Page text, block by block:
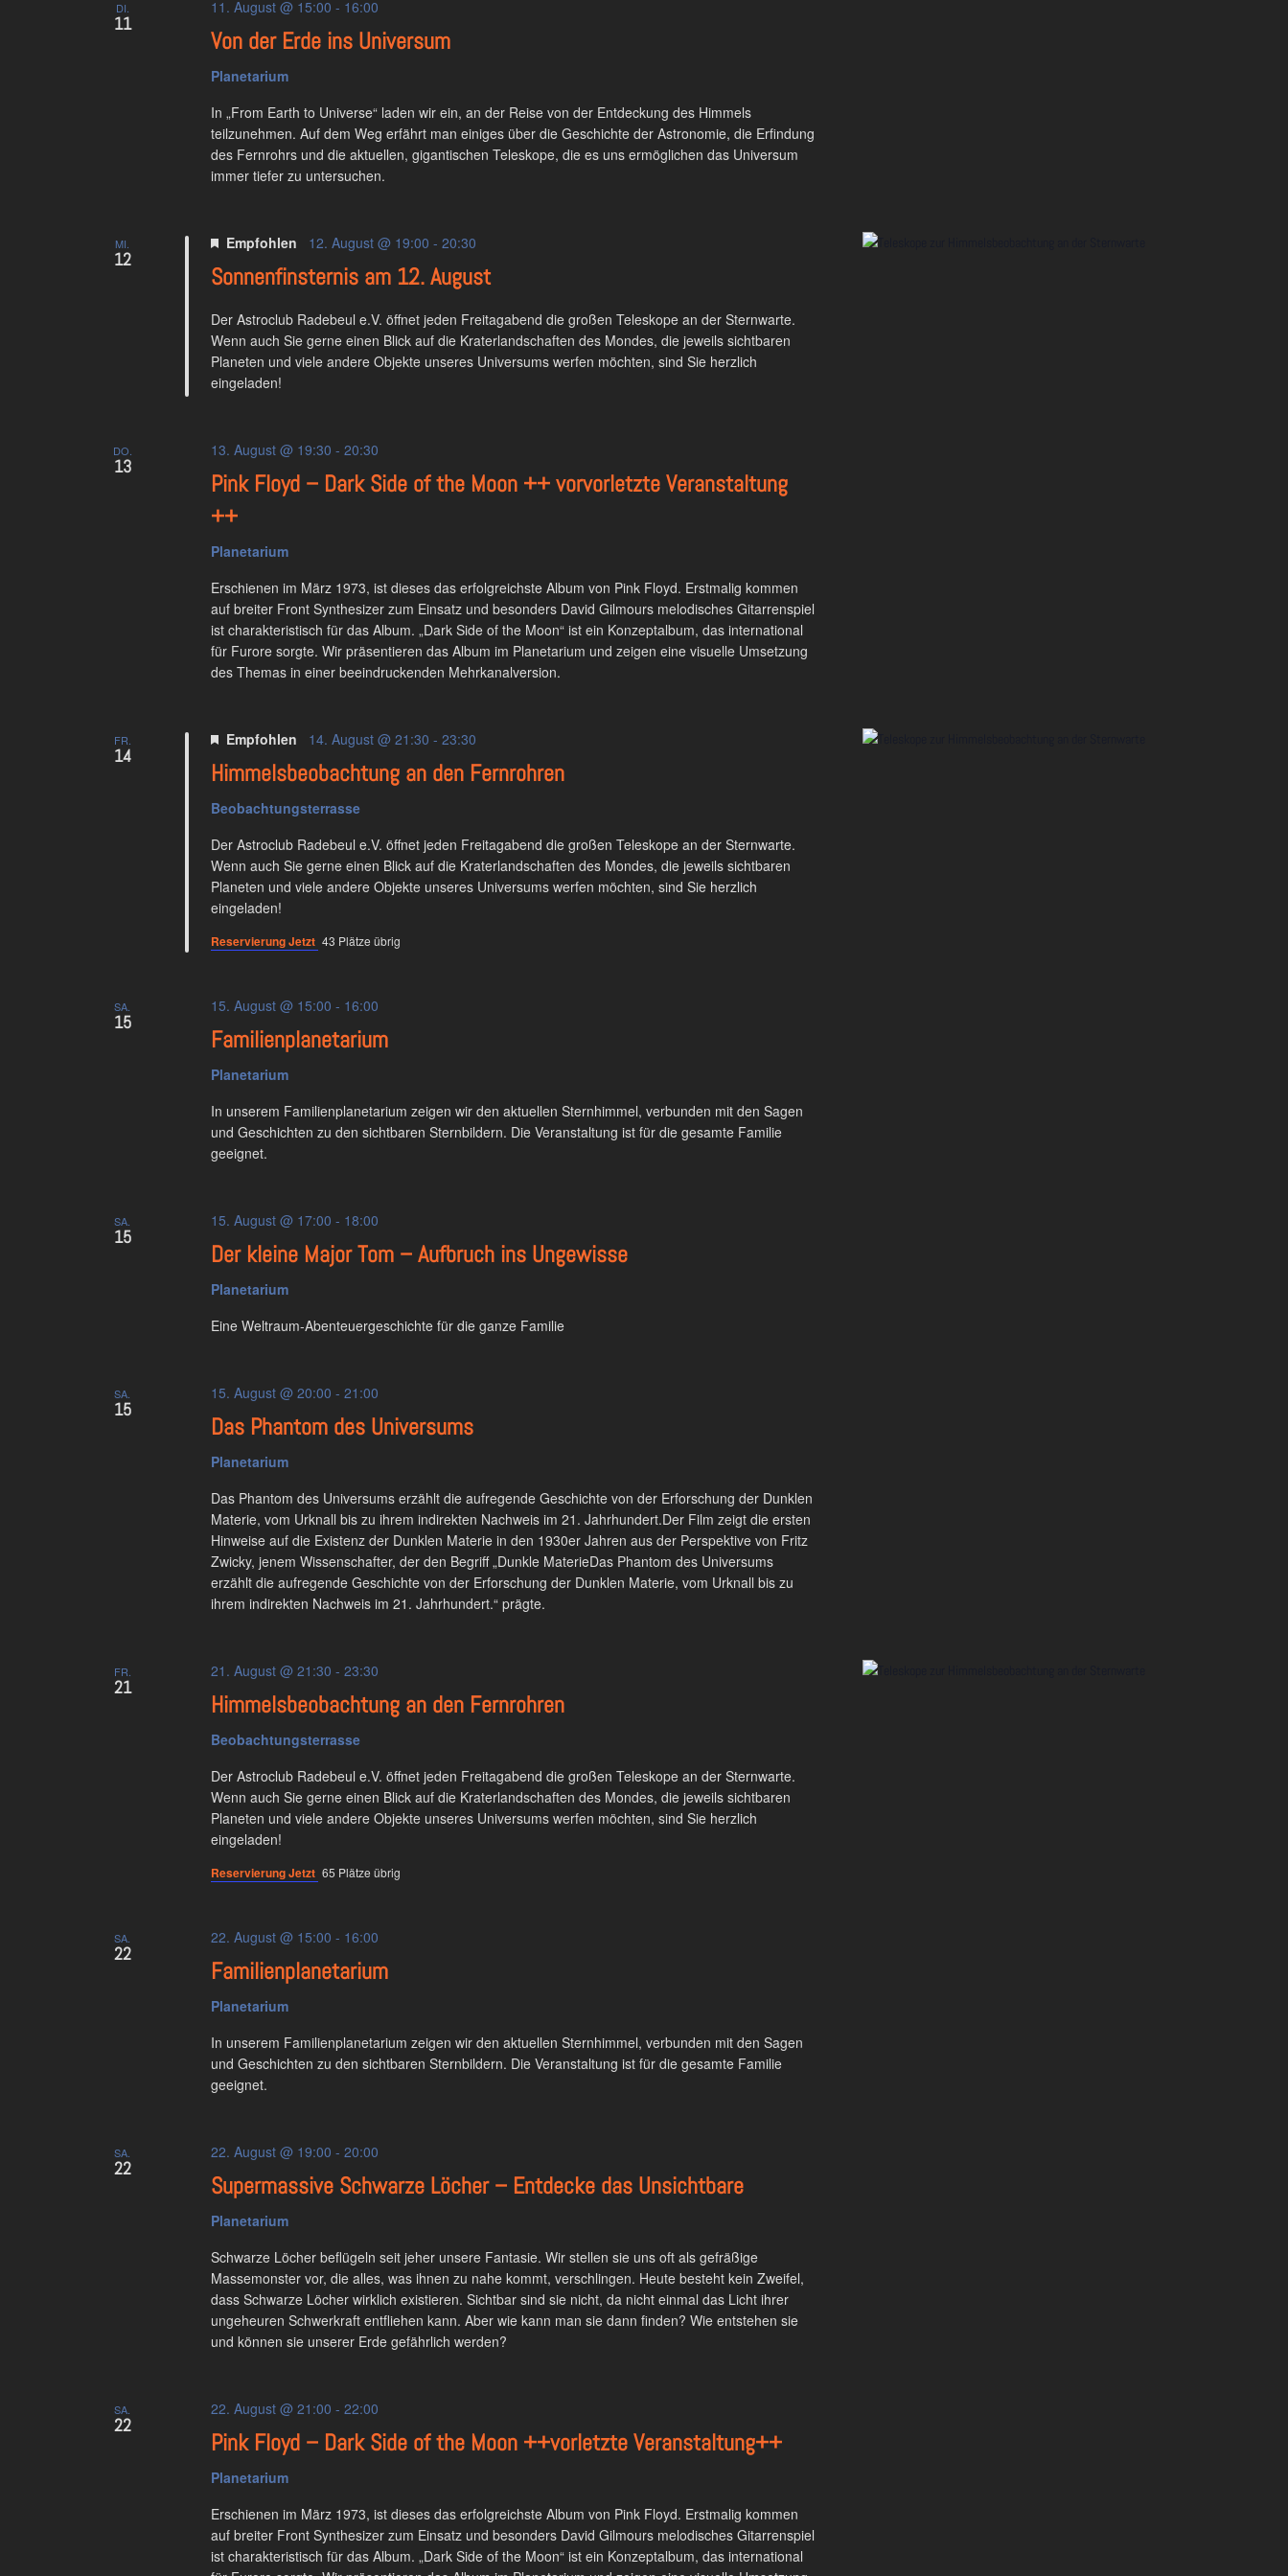
DI.
11
11. August @ 15:00 - 16:00
Von der Erde ins Universum
Planetarium
In „From Earth to Universe“ laden wir ein, an der Reise von der Entdeckung des Himmels
teilzunehmen. Auf dem Weg erfährt man einiges über die Geschichte der Astronomie, die Erfindung
des Fernrohrs und die aktuellen, gigantischen Teleskope, die es uns ermöglichen das Universum
immer tiefer zu untersuchen.
MI.
12
Empfohlen 12. August @ 19:00 - 20:30
Sonnenfinsternis am 12. August
Der Astroclub Radebeul e.V. öffnet jeden Freitagabend die großen Teleskope an der Sternwarte.
Wenn auch Sie gerne einen Blick auf die Kraterlandschaften des Mondes, die jeweils sichtbaren
Planeten und viele andere Objekte unseres Universums werfen möchten, sind Sie herzlich
eingeladen!
DO.
13
13. August @ 19:30 - 20:30
Pink Floyd – Dark Side of the Moon ++ vorvorletzte Veranstaltung
++
Planetarium
Erschienen im März 1973, ist dieses das erfolgreichste Album von Pink Floyd. Erstmalig kommen
auf breiter Front Synthesizer zum Einsatz und besonders David Gilmours melodisches Gitarrenspiel
ist charakteristisch für das Album. „Dark Side of the Moon“ ist ein Konzeptalbum, das international
für Furore sorgte. Wir präsentieren das Album im Planetarium und zeigen eine visuelle Umsetzung
des Themas in einer beeindruckenden Mehrkanalversion.
FR.
14
Empfohlen 14. August @ 21:30 - 23:30
Himmelsbeobachtung an den Fernrohren
Beobachtungsterrasse
Der Astroclub Radebeul e.V. öffnet jeden Freitagabend die großen Teleskope an der Sternwarte.
Wenn auch Sie gerne einen Blick auf die Kraterlandschaften des Mondes, die jeweils sichtbaren
Planeten und viele andere Objekte unseres Universums werfen möchten, sind Sie herzlich
eingeladen!
Reservierung Jetzt 43 Plätze übrig
SA.
15
15. August @ 15:00 - 16:00
Familienplanetarium
Planetarium
In unserem Familienplanetarium zeigen wir den aktuellen Sternhimmel, verbunden mit den Sagen
und Geschichten zu den sichtbaren Sternbildern. Die Veranstaltung ist für die gesamte Familie
geeignet.
SA.
15
15. August @ 17:00 - 18:00
Der kleine Major Tom – Aufbruch ins Ungewisse
Planetarium
Eine Weltraum-Abenteuergeschichte für die ganze Familie
SA.
15
15. August @ 20:00 - 21:00
Das Phantom des Universums
Planetarium
Das Phantom des Universums erzählt die aufregende Geschichte von der Erforschung der Dunklen
Materie, vom Urknall bis zu ihrem indirekten Nachweis im 21. Jahrhundert.Der Film zeigt die ersten
Hinweise auf die Existenz der Dunklen Materie in den 1930er Jahren aus der Perspektive von Fritz
Zwicky, jenem Wissenschafter, der den Begriff „Dunkle MaterieDas Phantom des Universums
erzählt die aufregende Geschichte von der Erforschung der Dunklen Materie, vom Urknall bis zu
ihrem indirekten Nachweis im 21. Jahrhundert.“ prägte.
FR.
21
21. August @ 21:30 - 23:30
Himmelsbeobachtung an den Fernrohren
Beobachtungsterrasse
Der Astroclub Radebeul e.V. öffnet jeden Freitagabend die großen Teleskope an der Sternwarte.
Wenn auch Sie gerne einen Blick auf die Kraterlandschaften des Mondes, die jeweils sichtbaren
Planeten und viele andere Objekte unseres Universums werfen möchten, sind Sie herzlich
eingeladen!
Reservierung Jetzt 65 Plätze übrig
SA.
22
22. August @ 15:00 - 16:00
Familienplanetarium
Planetarium
In unserem Familienplanetarium zeigen wir den aktuellen Sternhimmel, verbunden mit den Sagen
und Geschichten zu den sichtbaren Sternbildern. Die Veranstaltung ist für die gesamte Familie
geeignet.
SA.
22
22. August @ 19:00 - 20:00
Supermassive Schwarze Löcher – Entdecke das Unsichtbare
Planetarium
Schwarze Löcher beflügeln seit jeher unsere Fantasie. Wir stellen sie uns oft als gefräßige
Massemonster vor, die alles, was ihnen zu nahe kommt, verschlingen. Heute besteht kein Zweifel,
dass Schwarze Löcher wirklich existieren. Sichtbar sind sie nicht, da nicht einmal das Licht ihrer
ungeheuren Schwerkraft entfliehen kann. Aber wie kann man sie dann finden? Wie entstehen sie
und können sie unserer Erde gefährlich werden?
SA.
22
22. August @ 21:00 - 22:00
Pink Floyd – Dark Side of the Moon ++vorletzte Veranstaltung++
Planetarium
Erschienen im März 1973, ist dieses das erfolgreichste Album von Pink Floyd. Erstmalig kommen
auf breiter Front Synthesizer zum Einsatz und besonders David Gilmours melodisches Gitarrenspiel
ist charakteristisch für das Album. „Dark Side of the Moon“ ist ein Konzeptalbum, das international